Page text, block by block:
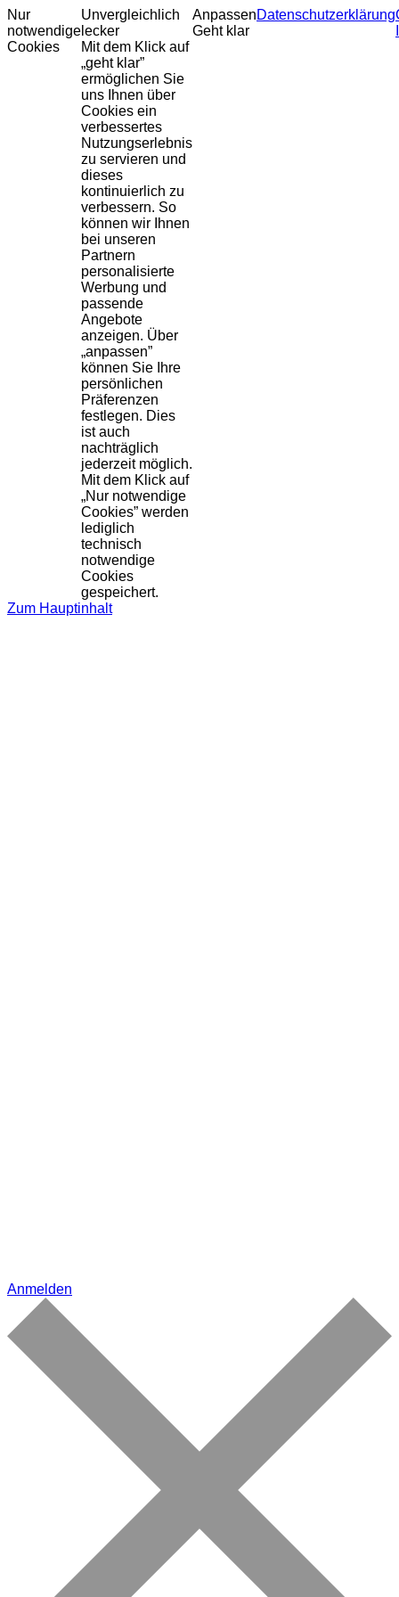
Nur
notwendige
Cookies
Unvergleichlich
lecker
Mit dem Klick auf
„geht klar”
ermöglichen Sie
uns Ihnen über
Cookies ein
verbessertes
Nutzungserlebnis
zu servieren und
dieses
kontinuierlich zu
verbessern. So
können wir Ihnen
bei unseren
Partnern
personalisierte
Werbung und
passende
Angebote
anzeigen. Über
„anpassen”
können Sie Ihre
persönlichen
Präferenzen
festlegen. Dies
ist auch
nachträglich
jederzeit möglich.
Mit dem Klick auf
„Nur notwendige
Cookies” werden
lediglich
technisch
notwendige
Cookies
gespeichert.
Anpassen
Geht klar
Datenschutzerklärung
Zum Hauptinhalt
Anmelden